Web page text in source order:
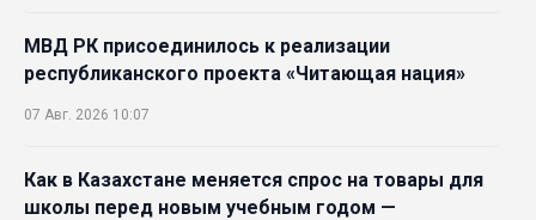
МВД РК присоединилось к реализации
республиканского проекта «Читающая нация»
07 Авг. 2026 10:07
Как в Казахстане меняется спрос на товары для
школы перед новым учебным годом —